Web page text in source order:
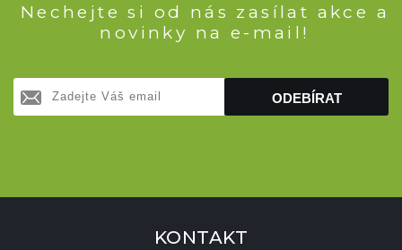
Nechejte si od nás zasílat akce a
novinky na e-mail!
ODEBÍRAT
KONTAKT